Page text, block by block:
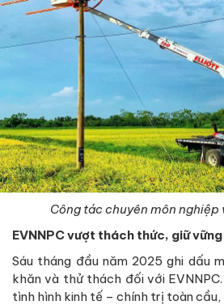
Công tác chuyên môn nghiệp
EVNNPC vượt thách thức, giữ
Sáu tháng đầu năm 2025 ghi dấu
khăn và thử thách đối với
tình hình kinh tế – chính trị toàn